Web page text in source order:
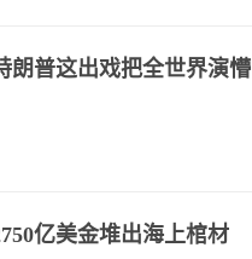
朗普这出戏把全世界演懵
亿美金堆出海上棺材